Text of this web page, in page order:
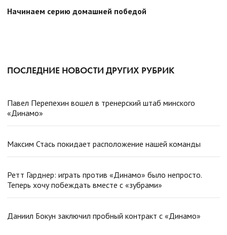
Начинаем серию домашней победой
ПОСЛЕДНИЕ НОВОСТИ ДРУГИХ РУБРИК
Павел Перепехин вошел в тренерский штаб минского
«Динамо»
Максим Стась покидает расположение нашей команды
Ретт Гарднер: играть против «Динамо» было непросто.
Теперь хочу побеждать вместе с «зубрами»
Даниил Бокун заключил пробный контракт с «Динамо»